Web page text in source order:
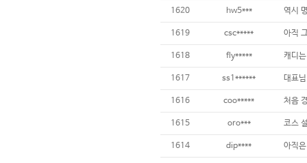
1620 hw5***
1619 csc*****
1618 fly*****
1617 ss1******
1616 coo*****
1615 oro***
1614 dip**** 아직